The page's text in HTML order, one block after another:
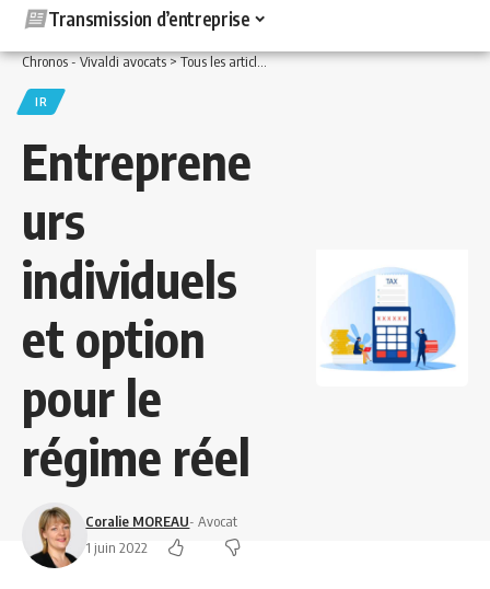
Transmission d’entreprise
Chronos - Vivaldi avocats>Tous les articles >Fiscal>IR>Entrepreneurs
IR
Entreprene
urs
individuels
et option
pour le
régime réel
Coralie MOREAU- Avocat
1 juin 2022